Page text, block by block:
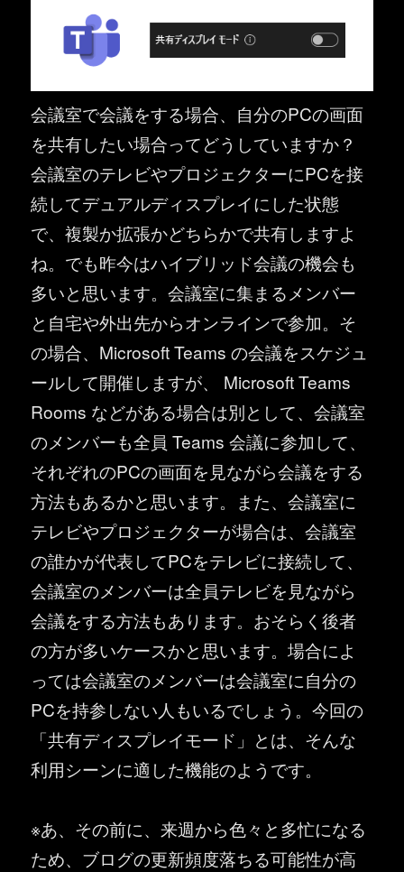
会議室で会議をする場合、自分のPCの画面
を共有したい場合ってどうしていますか？
会議室のテレビやプロジェクターにPCを接
続してデュアルディスプレイにした状態
で、複製か拡張かどちらかで共有しますよ
ね。でも昨今はハイブリッド会議の機会も
多いと思います。会議室に集まるメンバー
と自宅や外出先からオンラインで参加。そ
の場合、Microsoft Teams の会議をスケジュ
ールして開催しますが、 Microsoft Teams
Rooms などがある場合は別として、会議室
のメンバーも全員 Teams 会議に参加して、
それぞれのPCの画面を見ながら会議をする
方法もあるかと思います。また、会議室に
テレビやプロジェクターが場合は、会議室
の誰かが代表してPCをテレビに接続して、
会議室のメンバーは全員テレビを見ながら
会議をする方法もあります。おそらく後者
の方が多いケースかと思います。場合によ
っては会議室のメンバーは会議室に自分の
PCを持参しない人もいるでしょう。今回の
「共有ディスプレイモード」とは、そんな
利用シーンに適した機能のようです。
※あ、その前に、来週から色々と多忙になる
ため、ブログの更新頻度落ちる可能性が高